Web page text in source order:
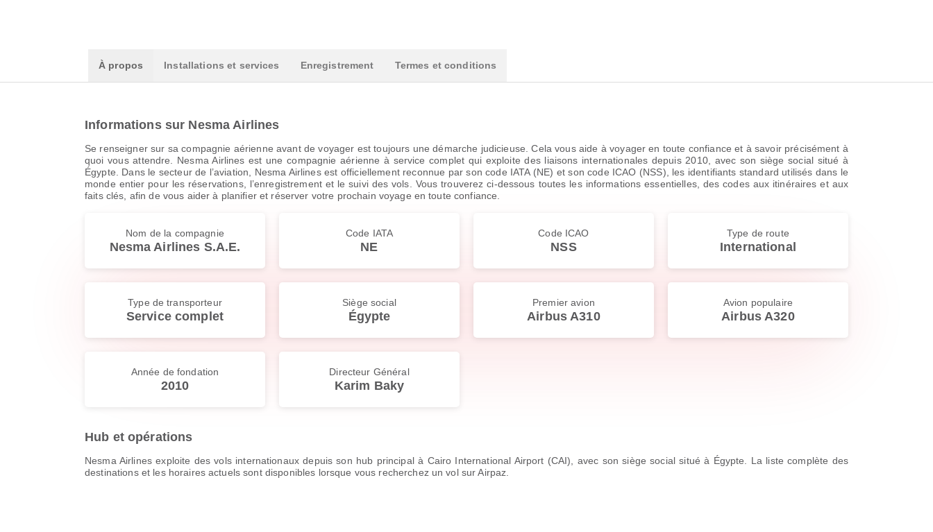
À propos Installations et services Enregistrement Termes et conditions
Informations sur Nesma Airlines
Se renseigner sur sa compagnie aérienne avant de voyager est toujours une démarche judicieuse. Cela vous aide à voyager en toute confiance et à savoir précisément à
quoi vous attendre. Nesma Airlines est une compagnie aérienne à service complet qui exploite des liaisons internationales depuis 2010, avec son siège social situé à
Égypte. Dans le secteur de l’aviation, Nesma Airlines est officiellement reconnue par son code IATA (NE) et son code ICAO (NSS), les identifiants standard utilisés dans le
monde entier pour les réservations, l’enregistrement et le suivi des vols. Vous trouverez ci-dessous toutes les informations essentielles, des codes aux itinéraires et aux
faits clés, afin de vous aider à planifier et réserver votre prochain voyage en toute confiance.
Nom de la compagnie
Nesma Airlines S.A.E.
Code IATA
NE
Code ICAO
NSS
Type de route
International
Type de transporteur
Service complet
Siège social
Égypte
Premier avion
Airbus A310
Avion populaire
Airbus A320
Année de fondation
2010
Directeur Général
Karim Baky
Hub et opérations
Nesma Airlines exploite des vols internationaux depuis son hub principal à Cairo International Airport (CAI), avec son siège social situé à Égypte. La liste complète des
destinations et les horaires actuels sont disponibles lorsque vous recherchez un vol sur Airpaz.